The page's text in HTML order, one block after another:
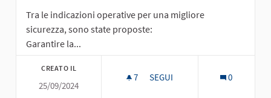
Tra le indicazioni operative per una migliore
sicurezza, sono state proposte:
Garantire la...
CREATO IL
25/09/2024
7 7 SOSTENITORI
SEGUI 0